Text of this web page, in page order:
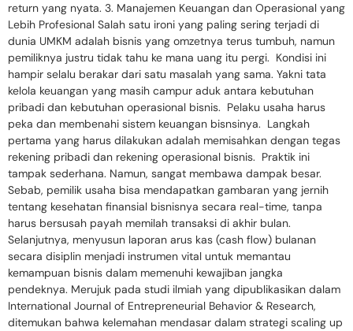
return yang nyata. 3. Manajemen Keuangan dan Operasional yang
Lebih Profesional Salah satu ironi yang paling sering terjadi di
dunia UMKM adalah bisnis yang omzetnya terus tumbuh, namun
pemiliknya justru tidak tahu ke mana uang itu pergi. Kondisi ini
hampir selalu berakar dari satu masalah yang sama. Yakni tata
kelola keuangan yang masih campur aduk antara kebutuhan
pribadi dan kebutuhan operasional bisnis. Pelaku usaha harus
peka dan membenahi sistem keuangan bisnsinya. Langkah
pertama yang harus dilakukan adalah memisahkan dengan tegas
rekening pribadi dan rekening operasional bisnis. Praktik ini
tampak sederhana. Namun, sangat membawa dampak besar.
Sebab, pemilik usaha bisa mendapatkan gambaran yang jernih
tentang kesehatan finansial bisnisnya secara real-time, tanpa
harus bersusah payah memilah transaksi di akhir bulan.
Selanjutnya, menyusun laporan arus kas (cash flow) bulanan
secara disiplin menjadi instrumen vital untuk memantau
kemampuan bisnis dalam memenuhi kewajiban jangka
pendeknya. Merujuk pada studi ilmiah yang dipublikasikan dalam
International Journal of Entrepreneurial Behavior & Research,
ditemukan bahwa kelemahan mendasar dalam strategi scaling up